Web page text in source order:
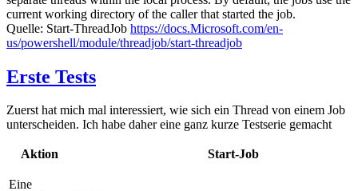
current working directory of the caller that started the job.
Quelle: Start-ThreadJob https://docs.Microsoft.com/en-
us/powershell/module/threadjob/start-threadjob
Erste Tests
Zuerst hat mich mal interessiert, wie sich ein Thread von einem Job
unterscheiden. Ich habe daher eine ganz kurze Testserie gemacht
Aktion Start-Job
Eine